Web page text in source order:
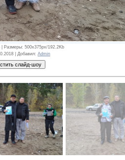
Размеры: 500x375px/192.2Kb
| Добавил: Admin